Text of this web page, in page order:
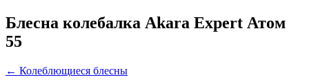
Блесна колебалка Akara Expert Атом
55
← Колеблющиеся блесны